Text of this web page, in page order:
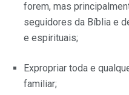
forem, mas
seguidores da Bíblia e
e espirituais;
Expropriar toda e
familiar;